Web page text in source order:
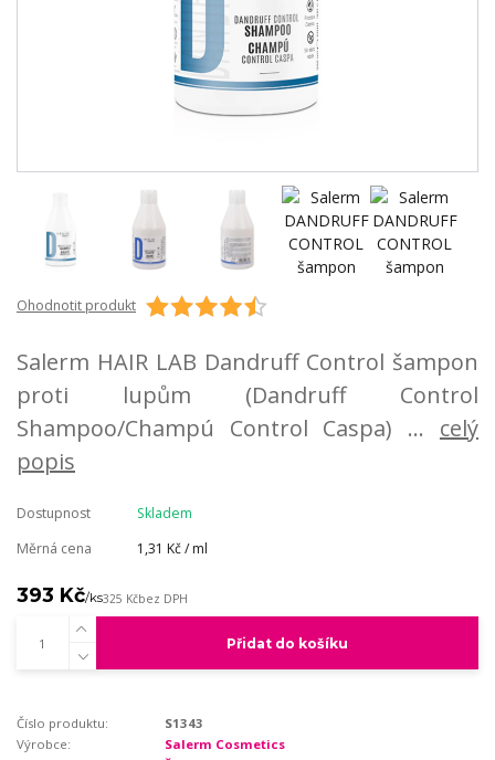
Ohodnotit produkt
Salerm HAIR LAB Dandruff Control šampon
proti lupům (Dandruff Control
Shampoo/Champú Control Caspa) ... celý
popis
Dostupnost
Skladem
Měrná cena
1,31 Kč / ml
393 Kč/ks325 Kčbez DPH
Přidat do košíku
Číslo produktu:
S1343
Výrobce:
Salerm Cosmetics